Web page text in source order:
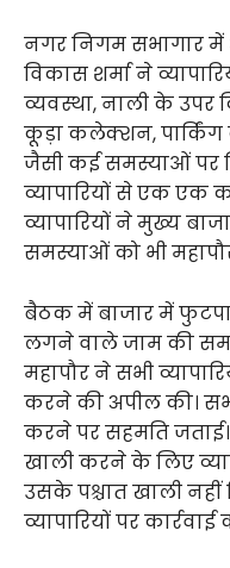
नगर निगम सभागार
विकास शर्मा ने
व्यवस्था, नाली के उपर
कूड़ा कलेक्शन, पार्किंग
जैसी कई समस्याओं पर
व्यापारियों से एक एक
व्यापारियों ने मुख्य
समस्याओं को भी
बैठक में बाजार में
लगने वाले जाम की
महापौर ने सभी
करने की अपील की।
करने पर सहमति
खाली करने के लिए
उसके पश्चात खाली
व्यापारियों पर कार्रवाई